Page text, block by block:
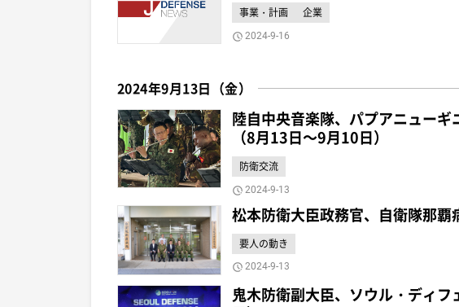
事業・計画 企業
2024-9-16
2024年9月13日（金）
陸自中央音楽隊、パプアニュー
（8月13日～9月10日）
防衛交流
2024-9-13
松本防衛大臣政務官、自衛隊那覇
要人の動き
2024-9-13
鬼木防衛副大臣、ソウル・ディ